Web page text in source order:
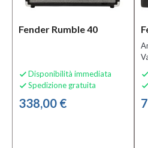
TUTTI
Nuovo
(1946)
Usato
Fender Rumble 40
 Disponibilità immediata
 Spedizione gratuita
338,00 €

